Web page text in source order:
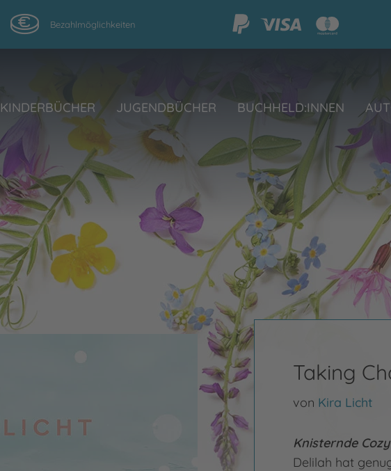
Bezahlmöglichkeiten
KINDERBÜCHER JUGENDBÜCHER BUCHHELD:INNEN
Taking
von Kira Licht
Knisternde
Delilah hat